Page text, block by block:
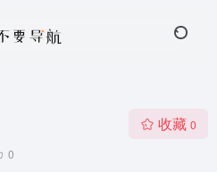
0
收藏 0